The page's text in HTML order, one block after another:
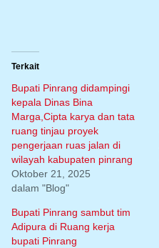
Terkait
Bupati Pinrang didampingi
kepala Dinas Bina
Marga,Cipta karya dan tata
ruang tinjau proyek
pengerjaan ruas jalan di
wilayah kabupaten pinrang
Oktober 21, 2025
dalam "Blog"
Bupati Pinrang sambut tim
Adipura di Ruang kerja
bupati Pinrang